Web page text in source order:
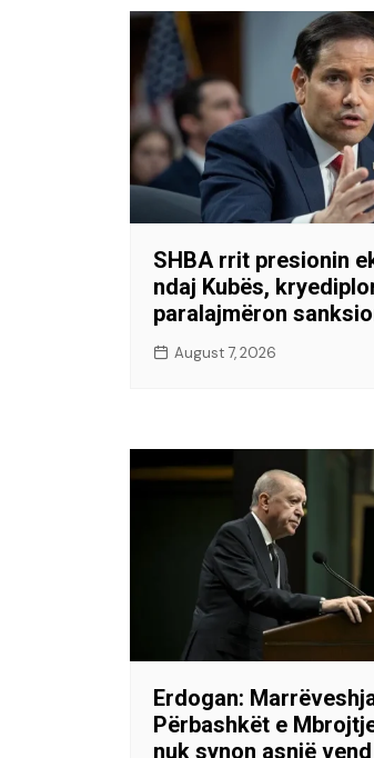
SHBA rrit presionin
ndaj Kubës,
paralajmëron
August 7, 2026
Erdogan:
Përbashkët e
nuk synon asnjë